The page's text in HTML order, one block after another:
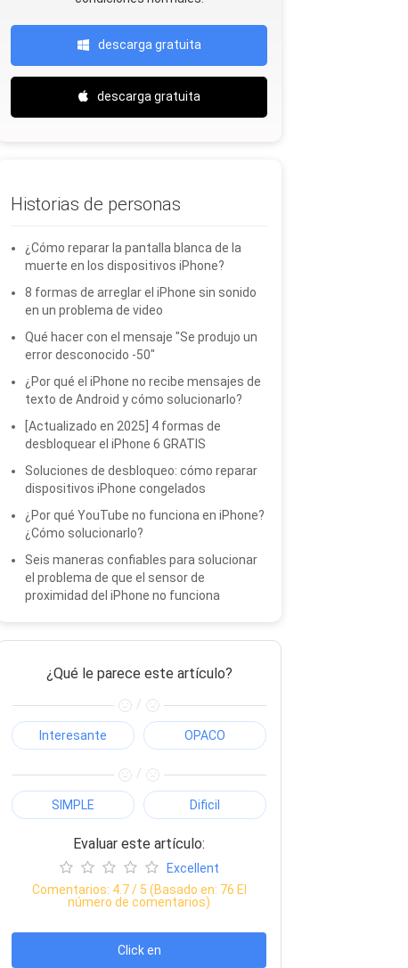
descarga gratuita
descarga gratuita
Historias de personas
¿Cómo reparar la pantalla blanca de la
muerte en los dispositivos iPhone?
8 formas de arreglar el iPhone sin sonido
en un problema de video
Qué hacer con el mensaje "Se produjo un
error desconocido -50"
¿Por qué el iPhone no recibe mensajes de
texto de Android y cómo solucionarlo?
[Actualizado en 2025] 4 formas de
desbloquear el iPhone 6 GRATIS
Soluciones de desbloqueo: cómo reparar
dispositivos iPhone congelados
¿Por qué YouTube no funciona en iPhone?
¿Cómo solucionarlo?
Seis maneras confiables para solucionar
el problema de que el sensor de
proximidad del iPhone no funciona
¿Qué le parece este artículo?
/
Interesante OPACO
/
SIMPLE Dificil
Evaluar este artículo:
Excellent
Comentarios: 4.7/ 5 (Basado en: 76 El
número de comentarios)
Click en